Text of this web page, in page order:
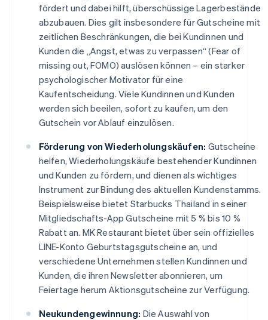
fördert und dabei hilft, überschüssige Lagerbestände
abzubauen. Dies gilt insbesondere für Gutscheine mit
zeitlichen Beschränkungen, die bei Kundinnen und
Kunden die „Angst, etwas zu verpassen“ (Fear of
missing out, FOMO) auslösen können – ein starker
psychologischer Motivator für eine
Kaufentscheidung. Viele Kundinnen und Kunden
werden sich beeilen, sofort zu kaufen, um den
Gutschein vor Ablauf einzulösen.
Förderung von Wiederholungskäufen: Gutscheine
helfen, Wiederholungskäufe bestehender Kundinnen
und Kunden zu fördern, und dienen als wichtiges
Instrument zur Bindung des aktuellen Kundenstamms.
Beispielsweise bietet Starbucks Thailand in seiner
Mitgliedschafts-App Gutscheine mit 5 % bis 10 %
Rabatt an. MK Restaurant bietet über sein offizielles
LINE-Konto Geburtstagsgutscheine an, und
verschiedene Unternehmen stellen Kundinnen und
Kunden, die ihren Newsletter abonnieren, um
Feiertage herum Aktionsgutscheine zur Verfügung.
Neukundengewinnung: Die Auswahl von